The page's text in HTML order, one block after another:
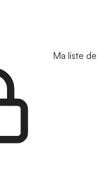
Ma liste de